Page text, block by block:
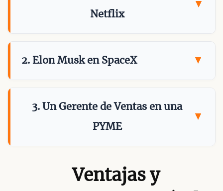
Netflix
2. Elon Musk en SpaceX
3. Un Gerente de Ventas en una
PYME
Ventajas y